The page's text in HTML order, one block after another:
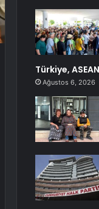
Türkiye,
Ağustos 6, 2026